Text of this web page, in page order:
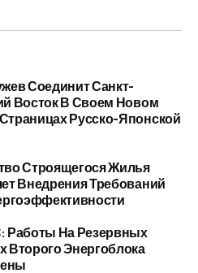
Соединит Санкт-
Восток В Своем Новом
Русско-Японской
Строящегося Жилья
Внедрения Требований
Работы На Резервных
Второго Энергоблока